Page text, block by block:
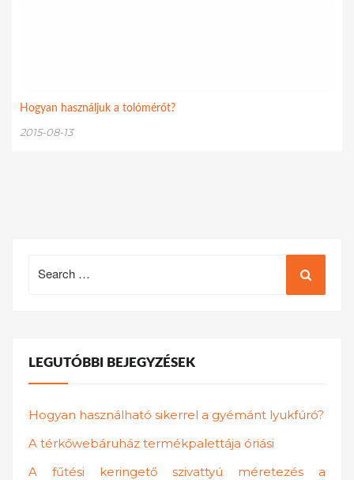
Hogyan használjuk a tolómérőt?
2015-08-13
for:
LEGUTÓBBI BEJEGYZÉSEK
Hogyan használható sikerrel a gyémánt lyukfúró?
A térkőwebáruház termékpalettája óriási
A fűtési keringető szivattyú méretezés a